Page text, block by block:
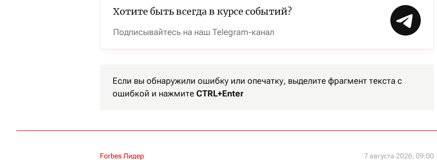
Хотите быть всегда в курсе событий?
Подписывайтесь на наш Telegram-канал
Если вы обнаружили ошибку или опечатку, выделите фрагмент текста с
ошибкой и нажмите CTRL+Enter
Forbes Лидер 7 августа 2026, 09:00